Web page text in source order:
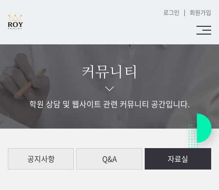
로그인 회원가입
커뮤니티
학원 상담 및 웹사이트 관련 커뮤니티 공간입니다.
공지사항 Q&A 자료실